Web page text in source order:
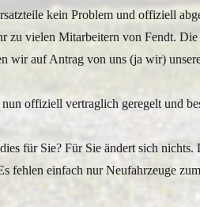
kein Problem und offiziell
zu vielen Mitarbeitern von Fendt.
wir auf Antrag von uns (ja wir)
offiziell vertraglich geregelt und
für Sie? Für Sie ändert sich
fehlen einfach nur Neufahrzeuge